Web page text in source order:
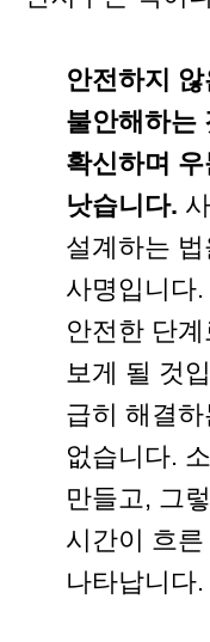
안전하지
불안해하는
확신하며
낫습니다.
설계하는
사명입니다
안전한 단
보게 될 것
급히 해결
없습니다.
만들고, 그
시간이 흐
나타납니다.